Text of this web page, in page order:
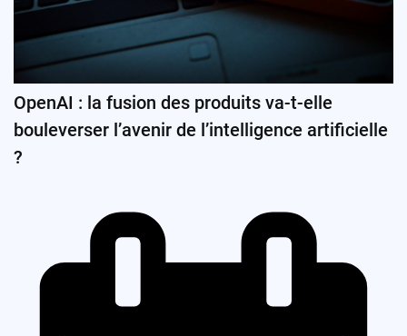
OpenAI : la fusion des produits va-t-elle
bouleverser l’avenir de l’intelligence artificielle
?